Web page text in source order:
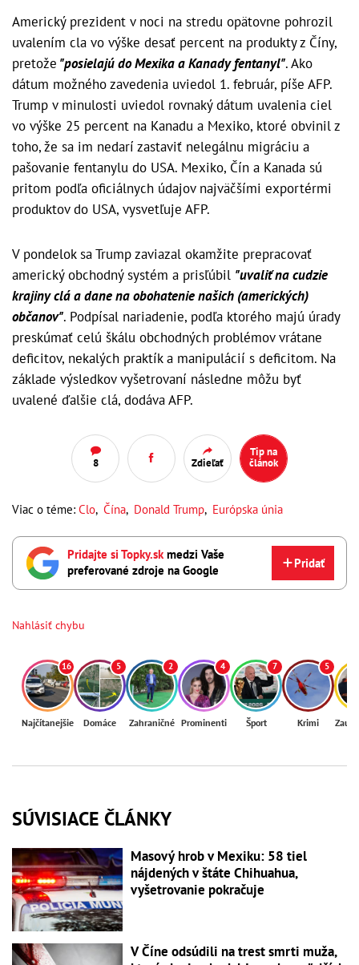
Americký prezident v noci na stredu opätovne pohrozil
uvalením cla vo výške desať percent na produkty z Číny,
pretože "posielajú do Mexika a Kanady fentanyl". Ako
dátum možného zavedenia uviedol 1. február, píše AFP.
Trump v minulosti uviedol rovnaký dátum uvalenia ciel
vo výške 25 percent na Kanadu a Mexiko, ktoré obvinil z
toho, že sa im nedarí zastaviť nelegálnu migráciu a
pašovanie fentanylu do USA. Mexiko, Čín a Kanada sú
pritom podľa oficiálnych údajov najväčšími exportérmi
produktov do USA, vysvetľuje AFP.
V pondelok sa Trump zaviazal okamžite prepracovať
americký obchodný systém a prisľúbil "uvaliť na cudzie
krajiny clá a dane na obohatenie našich (amerických)
občanov". Podpísal nariadenie, podľa ktorého majú úrady
preskúmať celú škálu obchodných problémov vrátane
deficitov, nekalých praktík a manipulácií s deficitom. Na
základe výsledkov vyšetrovaní následne môžu byť
uvalené ďalšie clá, dodáva AFP.
8 Zdieľať
Tip na
článok
Viac o téme: Clo, Čína, Donald Trump, Európska únia
Pridajte si Topky.skmedzi Vaše
preferované zdroje na Google
Pridať
Nahlásiť chybu
16
Najčítanejšie
5
Domáce
2
Zahraničné
4
Prominenti
7
Šport
5
Krimi
SÚVISIACE ČLÁNKY
Masový hrob v Mexiku: 58 tiel
nájdených v štáte Chihuahua,
vyšetrovanie pokračuje
V Číne odsúdili na trest smrti muža,